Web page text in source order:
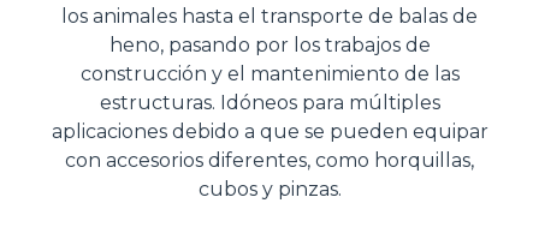
los animales hasta el transporte de balas de
heno, pasando por los trabajos de
construcción y el mantenimiento de las
estructuras. Idóneos para múltiples
aplicaciones debido a que se pueden equipar
con accesorios diferentes, como horquillas,
cubos y pinzas.